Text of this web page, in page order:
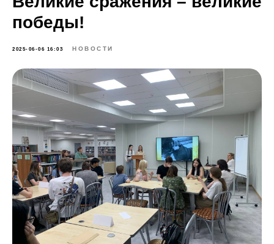
победы!
2025-06-06 16:03 НОВОСТИ